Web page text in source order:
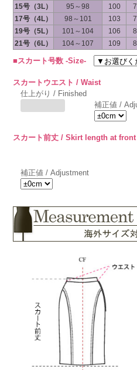
15号（3L）
95～98 100
17号（4L）
98～101 103
19号（5L）
101～104 106
21号（6L）
104～107 109
■スカート号数 -Size-
スカートウエスト / Waist
仕上がり / Finished
補正値 /
スカート前丈 / Skirt length at front
補正値 / Adjustment